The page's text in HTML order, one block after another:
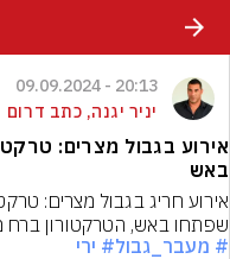
20:13 - 09.09.2024
יניר יגנה, כתב דרום
אירוע בגבול מצרים:
באש
שפתחו באש, הטרקטורון ברח
# מעבר_גבול# ירי